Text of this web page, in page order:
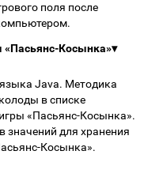
поля после
«Пасьянс-Косынка»▾
Java. Методика
в списке
«Пасьянс-Косынка».
значений для хранения
Косынка».